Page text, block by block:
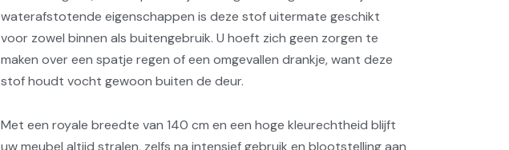
waterafstotende eigenschappen is deze stof uitermate geschikt
voor zowel binnen als buitengebruik. U hoeft zich geen zorgen te
maken over een spatje regen of een omgevallen drankje, want deze
stof houdt vocht gewoon buiten de deur.
Met een royale breedte van 140 cm en een hoge kleurechtheid blijft
uw meubel altijd stralen, zelfs na intensief gebruik en blootstelling aan